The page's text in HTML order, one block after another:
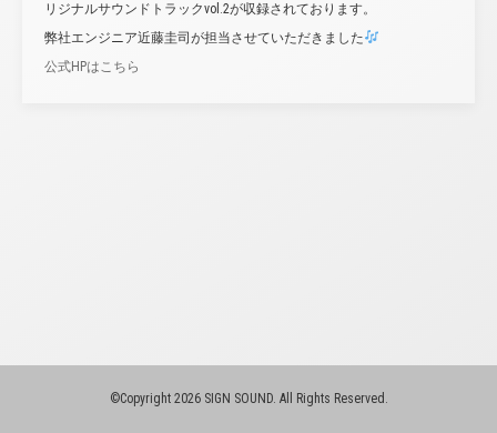
リジナルサウンドトラックvol.2が収録されております。
弊社エンジニア近藤圭司が担当させていただきました
公式HPはこちら
©Copyright 2026 SIGN SOUND. All Rights Reserved.